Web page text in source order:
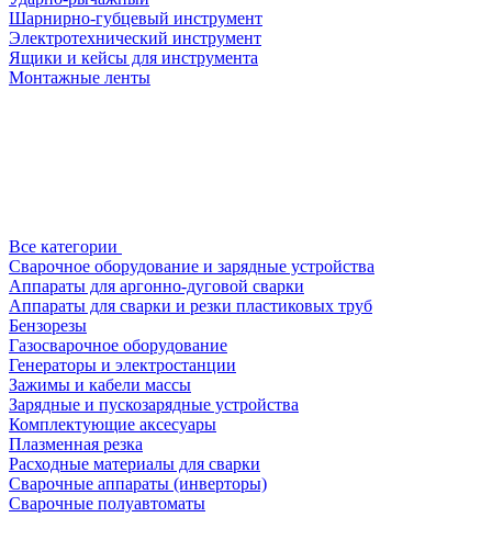
Шарнирно-губцевый инструмент
Электротехнический инструмент
Ящики и кейсы для инструмента
Монтажные ленты
Все категории
Сварочное оборудование и зарядные устройства
Аппараты для аргонно-дуговой сварки
Аппараты для сварки и резки пластиковых труб
Бензорезы
Газосварочное оборудование
Генераторы и электростанции
Зажимы и кабели массы
Зарядные и пускозарядные устройства
Комплектующие аксесуары
Плазменная резка
Расходные материалы для сварки
Сварочные аппараты (инверторы)
Сварочные полуавтоматы